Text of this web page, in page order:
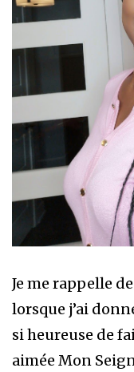
Je me rappelle
lorsque j’ai
si heureuse de
aimée Mon